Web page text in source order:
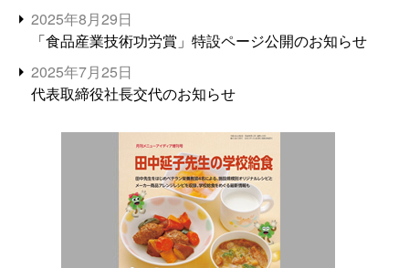
2025年8月29日
「食品産業技術功労賞」特設ページ公開のお知らせ
2025年7月25日
代表取締役社長交代のお知らせ